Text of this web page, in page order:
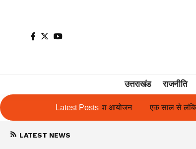
उत्तराखंड राजनीति
Latest Posts
एक साल से लंबित राज्य आंदोलनकारी गणिता बिष्ट के
LATEST NEWS